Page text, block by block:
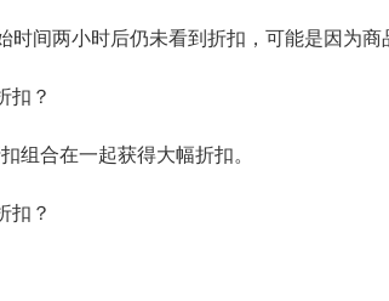
间两小时后仍未看到折扣，可能是因为
扣？
组合在一起获得大幅折扣。
扣？